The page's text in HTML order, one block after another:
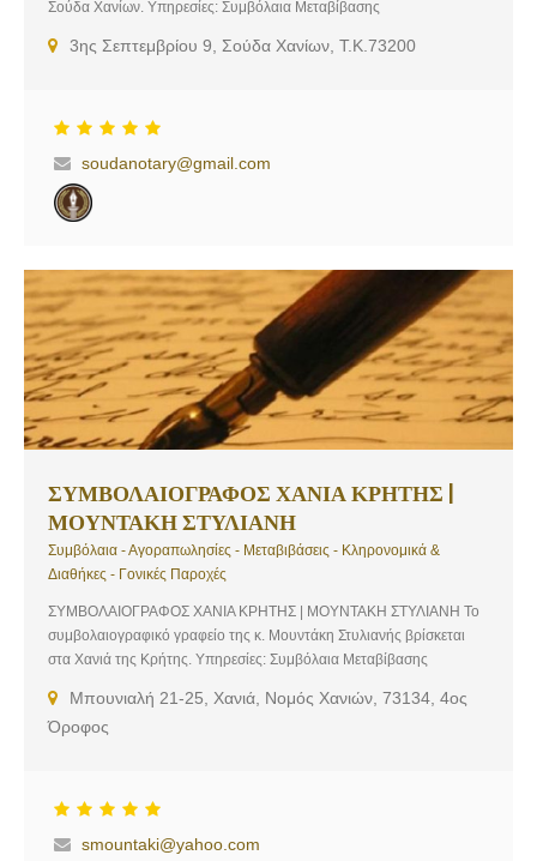
Σούδα Χανίων. Υπηρεσίες: Συμβόλαια Μεταβίβασης
Ακινήτων, Συστάσεις Οριζόντιας και Κάθετης Ιδιοκτησίας),
Συμβουλευτικές Υπηρεσίες, Εξαλείψεις Υποθήκης, Μισθώσεις,
Πράξεις Αποδοχής Κληρονομιάς, Πράξεις Παραχώρησης, Σύμφωνα
Συμβίωσης, Πράξεις Αναγνώρισης Τέκνου.
3ης Σεπτεμβρίου 9, Σούδα Χανίων, Τ.Κ.73200
soudanotary@gmail.com
ΣΥΜΒΟΛΑΙΟΓΡΑΦΟΣ ΧΑΝΙΑ ΚΡΗΤΗΣ |
ΜΟΥΝΤΑΚΗ ΣΤΥΛΙΑΝΗ
Συμβόλαια - Αγοραπωλησίες - Μεταβιβάσεις - Κληρονομικά &
Διαθήκες - Γονικές Παροχές
ΣΥΜΒΟΛΑΙΟΓΡΑΦΟΣ ΧΑΝΙΑ ΚΡΗΤΗΣ | ΜΟΥΝΤΑΚΗ ΣΤΥΛΙΑΝΗ Το
συμβολαιογραφικό γραφείο της κ. Μουντάκη Στυλιανής βρίσκεται
στα Χανιά της Κρήτης. Υπηρεσίες: Συμβόλαια Μεταβίβασης
Ακινήτων, Συστάσεις Οριζόντιας και Κάθετης Ιδιοκτησίας),
Τροποποιήσεις Καταστατικών, Μεταβιβάσεις Εταιρικών Μεριδίων,
Λύσεις Μισθώσεων, Πληρεξούσια, Ένορκες Βεβαιώσεις, Διαθήκες,
Συμβίωσης, Πράξεις Αναγνώρισης Τέκνου
Μπουνιαλή 21-25, Χανιά, Νομός Χανιών, 73134, 4ος
Όροφος
smountaki@yahoo.com